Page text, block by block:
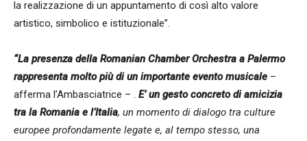
la realizzazione di un appuntamento di così alto valore
artistico, simbolico e istituzionale”.
“La presenza della Romanian Chamber Orchestra a Palermo
rappresenta molto più di un importante evento musicale –
afferma l’Ambasciatrice – . E’ un gesto concreto di amicizia
tra la Romania e l’Italia, un momento di dialogo tra culture
europee profondamente legate e, al tempo stesso, una